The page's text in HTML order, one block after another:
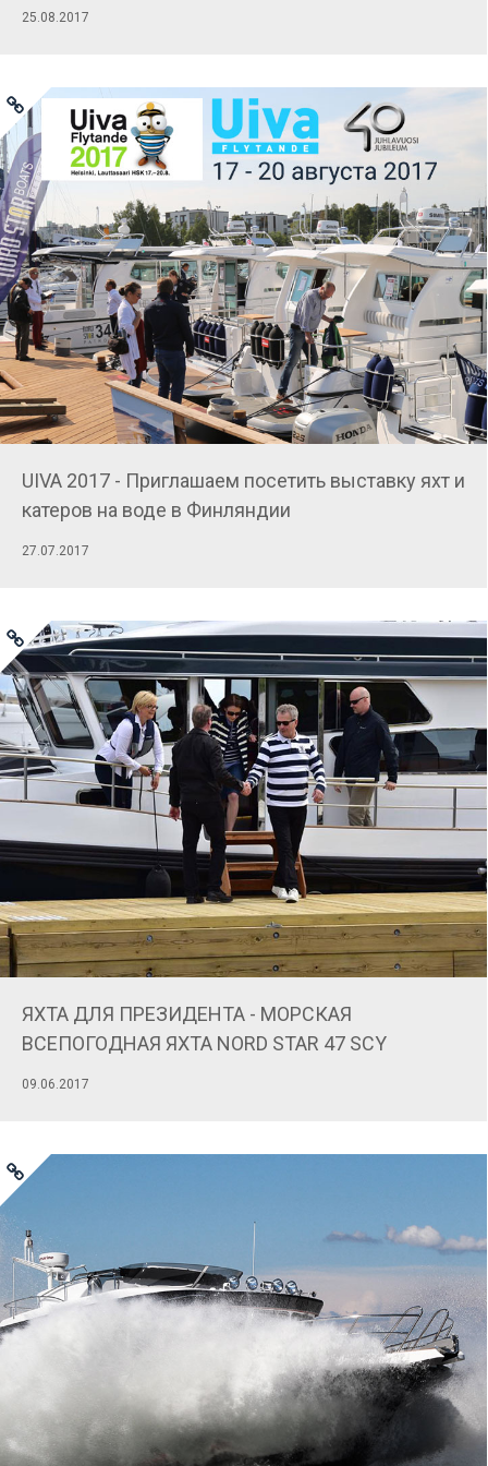
25.08.2017
UIVA 2017 - Приглашаем посетить выставку яхт и
катеров на воде в Финляндии
27.07.2017
ЯХТА ДЛЯ ПРЕЗИДЕНТА - МОРСКАЯ
ВСЕПОГОДНАЯ ЯХТА NORD STAR 47 SCY
09.06.2017